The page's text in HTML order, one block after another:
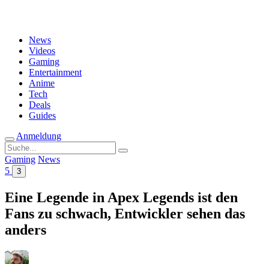
News
Videos
Gaming
Entertainment
Anime
Tech
Deals
Guides
Anmeldung
Suche
nach:
Gaming News
5
3
Eine Legende in Apex Legends ist den
Fans zu schwach, Entwickler sehen das
anders